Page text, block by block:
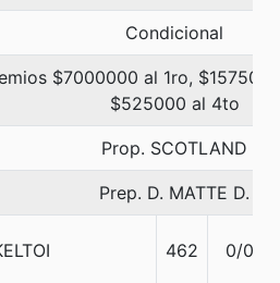
Condicional
$7000000 al 1ro,
$525000 al 4to
Prop. SCOTLAND
Prep. D. MATTE D.
462 0/0